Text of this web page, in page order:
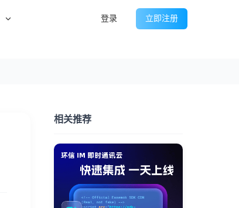
登录 立即注册
相关推荐